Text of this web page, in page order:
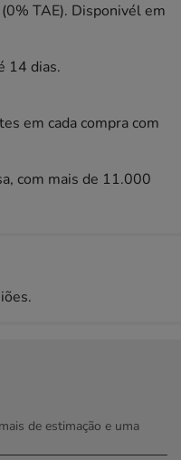
TAE). Disponivél em
14 dias.
em cada compra com
com mais de 11.000
de estimação e uma